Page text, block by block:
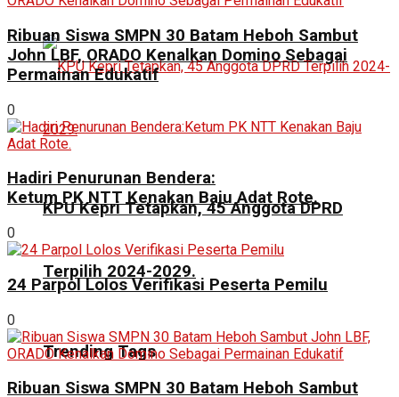
KPU Kepri Tetapkan, 45 Anggota DPRD
Terpilih 2024-2029.
Trending Tags
Ribuan Siswa SMPN 30 Batam Heboh Sambut
John LBF, ORADO Kenalkan Domino Sebagai
Permainan Edukatif
0
Hadiri Penurunan Bendera:
Ketum PK NTT Kenakan Baju Adat Rote.
0
24 Parpol Lolos Verifikasi Peserta Pemilu
0
Ribuan Siswa SMPN 30 Batam Heboh Sambut